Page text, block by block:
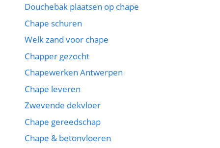
Douchebak plaatsen op chape
Chape schuren
Welk zand voor chape
Chapper gezocht
Chapewerken Antwerpen
Chape leveren
Zwevende dekvloer
Chape gereedschap
Chape & betonvloeren